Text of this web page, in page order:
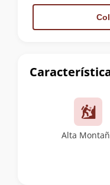
Alta